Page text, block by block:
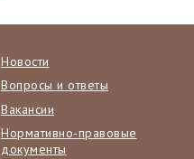
Новости
Вопросы и ответы
Вакансии
Нормативно-правовые
документы